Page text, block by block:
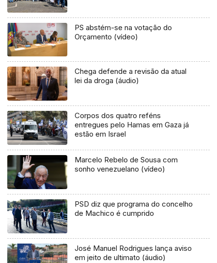
PS abstém-se na votação do
Orçamento (vídeo)
Chega defende a revisão da atual
lei da droga (áudio)
Corpos dos quatro reféns
entregues pelo Hamas em Gaza já
estão em Israel
Marcelo Rebelo de Sousa com
sonho venezuelano (vídeo)
PSD diz que programa do concelho
de Machico é cumprido
José Manuel Rodrigues lança aviso
em jeito de ultimato (áudio)